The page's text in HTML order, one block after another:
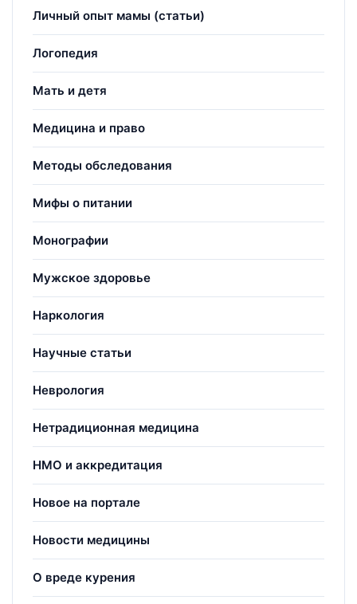
Личный опыт мамы (статьи)
Логопедия
Мать и детя
Медицина и право
Методы обследования
Мифы о питании
Монографии
Мужское здоровье
Наркология
Научные статьи
Неврология
Нетрадиционная медицина
НМО и аккредитация
Новое на портале
Новости медицины
О вреде курения